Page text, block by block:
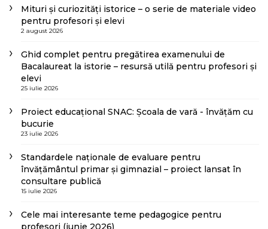
Mituri și curiozități istorice – o serie de materiale video
pentru profesori și elevi
2 august 2026
Ghid complet pentru pregătirea examenului de
Bacalaureat la istorie – resursă utilă pentru profesori și
elevi
25 iulie 2026
Proiect educațional SNAC: Școala de vară - învățăm cu
bucurie
23 iulie 2026
Standardele naționale de evaluare pentru
învățământul primar și gimnazial – proiect lansat în
consultare publică
15 iulie 2026
Cele mai interesante teme pedagogice pentru
profesori (iunie 2026)